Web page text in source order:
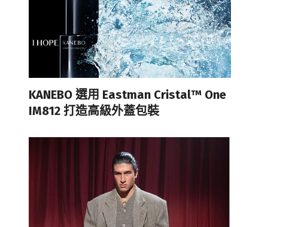
KANEBO 選用 Eastman Cristal™ One
IM812 打造高級外蓋包裝